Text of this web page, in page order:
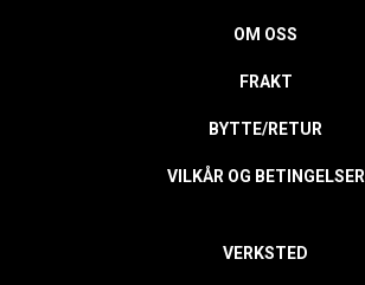
OM OSS
FRAKT
BYTTE/RETUR
VILKÅR OG BETINGELSER
VERKSTED